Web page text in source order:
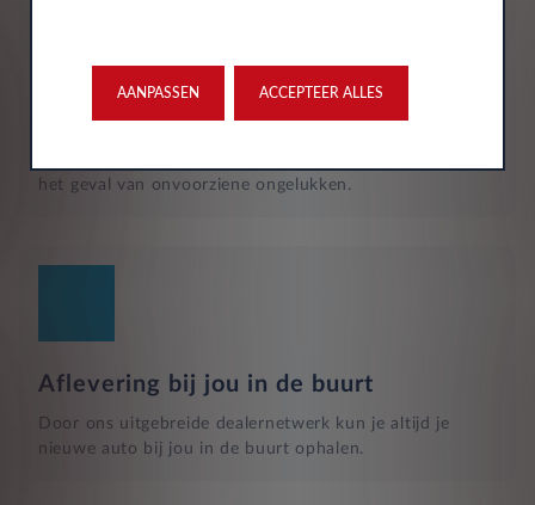
Verzekering
het geval van onvoorziene ongelukken.
Aflevering bij jou in de buurt
Door ons uitgebreide dealernetwerk kun je altijd je
nieuwe auto bij jou in de buurt ophalen.
AANPASSEN ACCEPTEER ALLES